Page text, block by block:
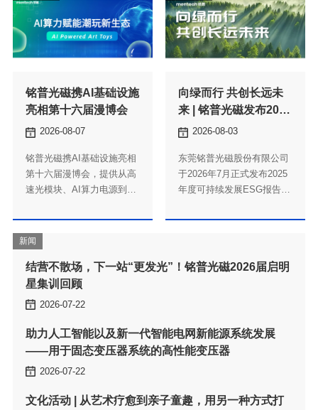
亮相第十六届漫博会
2026-08-07
力，加速产品落地。
年ESG报告
2026-08-03
新闻
星集训回顾
2026-07-22
——用于固态变压器系统的高性能变压器
2026-07-22